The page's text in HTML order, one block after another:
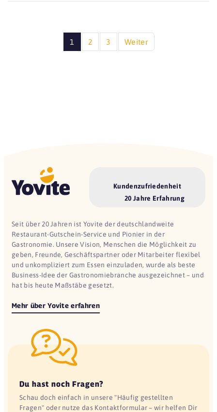
1 2 3 Weiter
Kundenzufriedenheit
20 Jahre Erfahrung
Seit über 20 Jahren ist Yovite der deutschlandweite
Restaurant-Gutschein-Service und Pionier in der
Gastronomie. Unsere Vision, Menschen die Möglichkeit zu
geben, Freunde, Geschäftspartner oder Mitarbeiter flexibel
und unkompliziert zum Essen einzuladen, wurde als beste
Business-Idee der Gastronomiebranche ausgezeichnet – und
hat bis heute Maßstäbe gesetzt.
Mehr über Yovite erfahren
Du hast noch Fragen?
Schau doch einfach in unsere "Häufig gestellten
Fragen" oder nutze das Kontaktformular – wir helfen Dir